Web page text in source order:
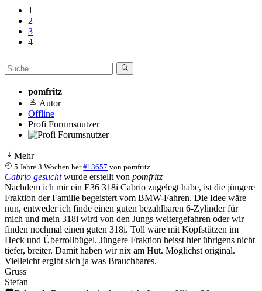
1
2
3
4
pomfritz
Autor
Offline
Profi Forumsnutzer
Mehr
5 Jahre 3 Wochen her #13657 vonpomfritz
Cabrio gesuchtwurde erstellt von pomfritz
Nachdem ich mir ein E36 318i Cabrio zugelegt habe, ist die jüngere
Fraktion der Familie begeistert vom BMW-Fahren. Die Idee wäre
nun, entweder ich finde einen guten bezahlbaren 6-Zylinder für
mich und mein 318i wird von den Jungs weitergefahren oder wir
finden nochmal einen guten 318i. Toll wäre mit Kopfstützen im
Heck und Überrollbügel. Jüngere Fraktion heisst hier übrigens nicht
tiefer, breiter. Damit haben wir nix am Hut. Möglichst original.
Vielleicht ergibt sich ja was Brauchbares.
Gruss
Stefan